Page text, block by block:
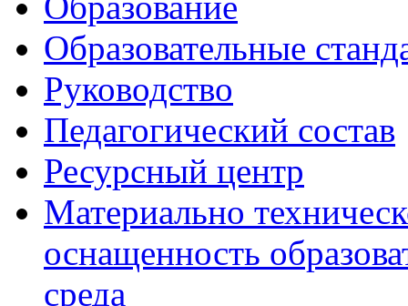
Образовательные
Руководство
Педагогический состав
Ресурсный центр
Материально
оснащенность
среда